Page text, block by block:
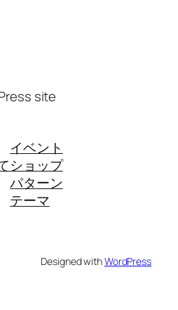
site
イベント
ショップ
パターン
テーマ
Designed withWordPress